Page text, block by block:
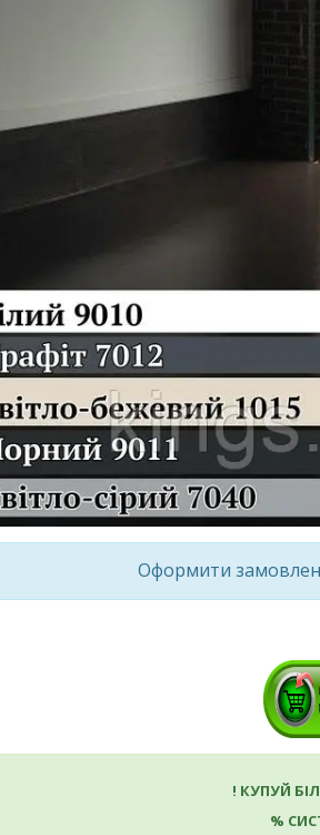
Оформити
! КУПУЙ
%